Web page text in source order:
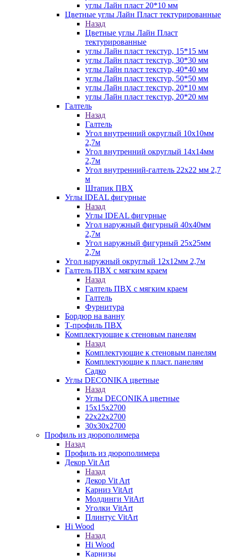
углы Лайн пласт 20*10 мм
Цветные углы Лайн Пласт тектурированные
Назад
Цветные углы Лайн Пласт
тектурированные
углы Лайн пласт текстур, 15*15 мм
углы Лайн пласт текстур, 30*30 мм
углы Лайн пласт текстур, 40*40 мм
углы Лайн пласт текстур, 50*50 мм
углы Лайн пласт текстур, 20*10 мм
углы Лайн пласт текстур, 20*20 мм
Галтель
Назад
Галтель
Угол внутренний округлый 10х10мм
2,7м
Угол внутренний округлый 14х14мм
2,7м
Угол внутренний-галтель 22х22 мм 2,7
м
Штапик ПВХ
Углы IDEAL фигурные
Назад
Углы IDEAL фигурные
Угол наружный фигурный 40х40мм
2,7м
Угол наружный фигурный 25х25мм
2,7м
Угол наружный округлый 12х12мм 2,7м
Галтель ПВХ с мягким краем
Назад
Галтель ПВХ с мягким краем
Галтель
Фурнитура
Бордюр на ванну
Т-профиль ПВХ
Комплектующие к стеновым панелям
Назад
Комплектующие к стеновым панелям
Комплектующие к пласт. панелям
Садко
Углы DECONIKA цветные
Назад
Углы DECONIKA цветные
15х15х2700
22х22х2700
30х30х2700
Профиль из дюрополимера
Назад
Профиль из дюрополимера
Декор Vit Art
Назад
Декор Vit Art
Карниз VitArt
Молдинги VitArt
Уголки VitArt
Плинтус VitArt
Hi Wood
Назад
Hi Wood
Карнизы